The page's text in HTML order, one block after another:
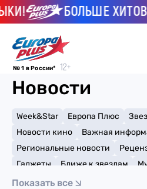
БОЛЬШЕ
№ 1 в России*
Новости
Week&Star Европа Плюс
Новости кино
Важная
Региональные новости
Гаджеты
Ближе к звездам
Мемы и тренды
Показать все